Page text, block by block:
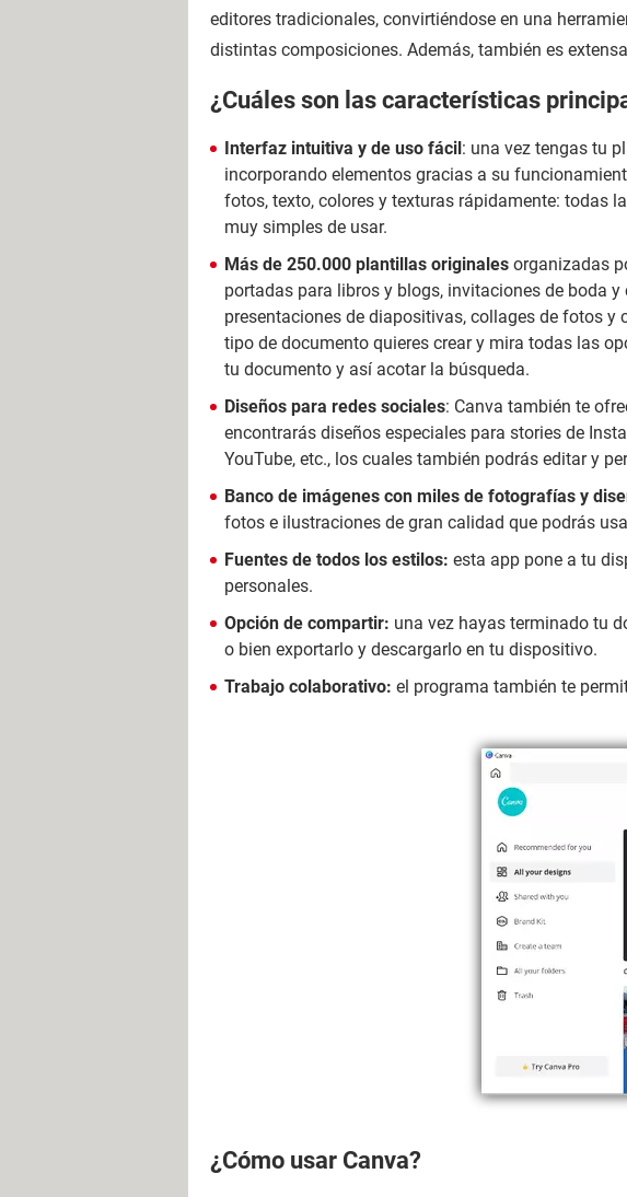
editores tradicionales, convirtiéndose en una
distintas composiciones. Además, también es
¿Cuáles son las características
Interfaz intuitiva y de uso fácil: una vez tengas tu
incorporando elementos gracias a su
fotos, texto, colores y texturas rápidamente: todas
muy simples de usar.
Más de 250.000 plantillas originales organizadas
portadas para libros y blogs, invitaciones de boda y
presentaciones de diapositivas, collages de fotos y
tipo de documento quieres crear y mira todas las
tu documento y así acotar la búsqueda.
Diseños para redes sociales: Canva también te
encontrarás diseños especiales para stories de
YouTube, etc., los cuales también podrás editar y
Banco de imágenes con miles de fotografías y
fotos e ilustraciones de gran calidad que podrás
Fuentes de todos los estilos: esta app pone a tu
personales.
Opción de compartir: una vez hayas terminado tu
o bien exportarlo y descargarlo en tu dispositivo.
Trabajo colaborativo: el programa también te
¿Cómo usar Canva?